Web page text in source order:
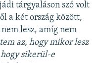
tárgyaláson szó volt
a két ország között,
lesz, amíg nem
az, hogy mikor lesz
sikerül-e